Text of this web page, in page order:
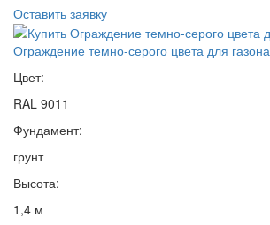
Оставить заявку
Ограждение темно-серого цвета для газона
Цвет:
RAL 9011
Фундамент:
грунт
Высота:
1,4 м